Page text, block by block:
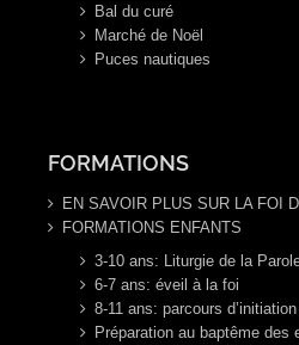
Bal du curé
Marché de Noël
Puces nautiques
FORMATIONS
EN SAVOIR PLUS SUR LA FOI
FORMATIONS ENFANTS
3-10 ans: Liturgie de la
6-7 ans: éveil à la foi
8-11 ans: parcours
Préparation au baptême des